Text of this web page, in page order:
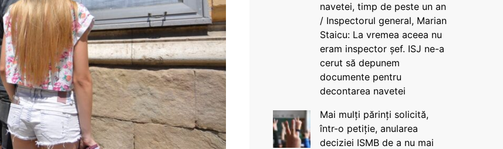
navetei, timp de peste un an
/ Inspectorul general, Marian
Staicu: La vremea aceea nu
eram inspector șef. ISJ ne-a
cerut să depunem
documente pentru
decontarea navetei
Mai mulți părinți solicită,
într-o petiție, anularea
deciziei ISMB de a nu mai